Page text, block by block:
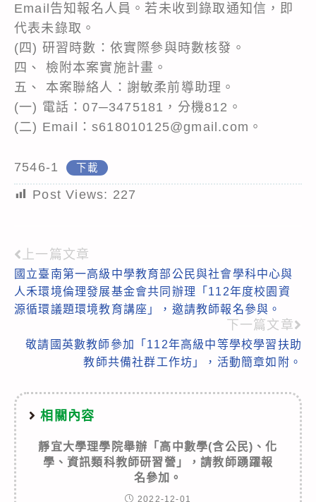
Email告知報名人員。若未收到錄取通知信，即
代表未錄取。
(四) 研習時數：依實際參與時數核發。
四、 檢附本案實施計畫。
五、 本案聯絡人：謝敏柔前導助理。
(一) 電話：07─3475181，分機812。
(二) Email：s618010125@gmail.com。
7546-1 下載
Post Views: 227
Read
more
articles
上一篇文章
國立臺南第一高級中學教育部公民與社會學科中心與
人禾環境倫理發展基金會共同辦理「112年度校園資
源循環議題環境教育講座」，邀請教師報名參與。
下一篇文章
敬請國英數教師參加「112年高級中等學校學習扶助
教師共備社群工作坊」，活動簡章如附。
相關內容
靜宜大學理學院舉辦「高中數學(含公民)、化
學、資訊類科教師研習營」，請教師踴躍報
名參加。
2022-12-01